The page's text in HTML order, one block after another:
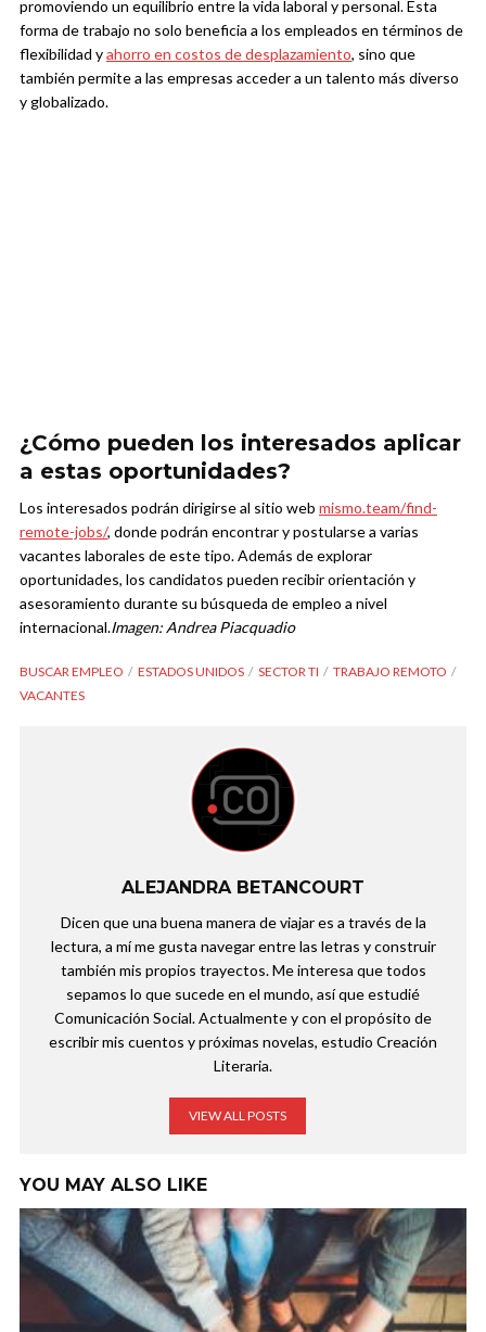
promoviendo un equilibrio entre la vida laboral y personal. Esta
forma de trabajo no solo beneficia a los empleados en términos de
flexibilidad yahorro en costos de desplazamiento, sino que
también permite a las empresas acceder a un talento más diverso
y globalizado.
¿Cómo pueden los interesados aplicar
a estas oportunidades?
Los interesados podrán dirigirse al sitio web mismo.team/find-
remote-jobs/, donde podrán encontrar y postularse a varias
vacantes laborales de este tipo. Además de explorar
oportunidades, los candidatos pueden recibir orientación y
asesoramiento durante su búsqueda de empleo a nivel
internacional.Imagen: Andrea Piacquadio
BUSCAR EMPLEO ESTADOS UNIDOS SECTOR TI
TRABAJO REMOTO
VACANTES
ALEJANDRA BETANCOURT
Dicen que una buena manera de viajar es a través de la
lectura, a mí me gusta navegar entre las letras y construir
también mis propios trayectos. Me interesa que todos
sepamos lo que sucede en el mundo, así que estudié
Comunicación Social. Actualmente y con el propósito de
escribir mis cuentos y próximas novelas, estudio Creación
Literaria.
VIEW ALL POSTS
YOU MAY ALSO LIKE